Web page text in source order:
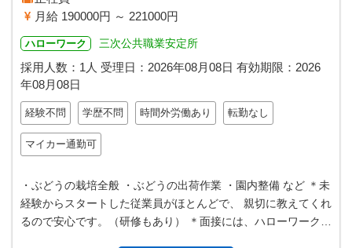
月給 190000円 ～ 221000円
ハローワーク 三次公共職業安定所
採用人数：1人 受理日： 2026年08月08日 有効期限： 2026
年08月08日
経験不問 学歴不問 時間外労働あり 転勤なし
マイカー通勤可
・ぶどうの栽培全般 ・ぶどうの出荷作業 ・園内整備 など ＊未
経験からスタートした従業員がほとんどで、 親切に教えてくれ
るので安心です。（研修もあり） ＊面接には、ハローワークの